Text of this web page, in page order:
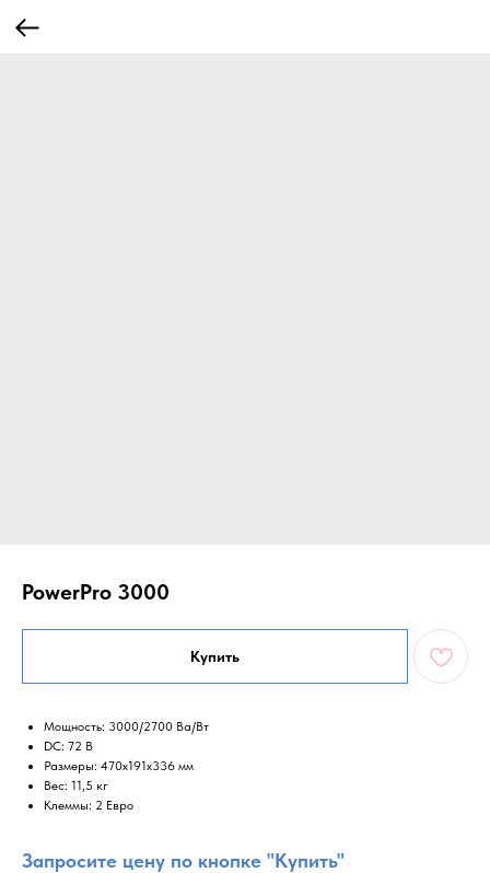
PowerPro 3000
Купить
Мощность: 3000/2700 Ва/Вт
DC: 72 В
Размеры: 470x191x336 мм
Вес: 11,5 кг
Клеммы: 2 Евро
Запросите цену по кнопке "Купить"